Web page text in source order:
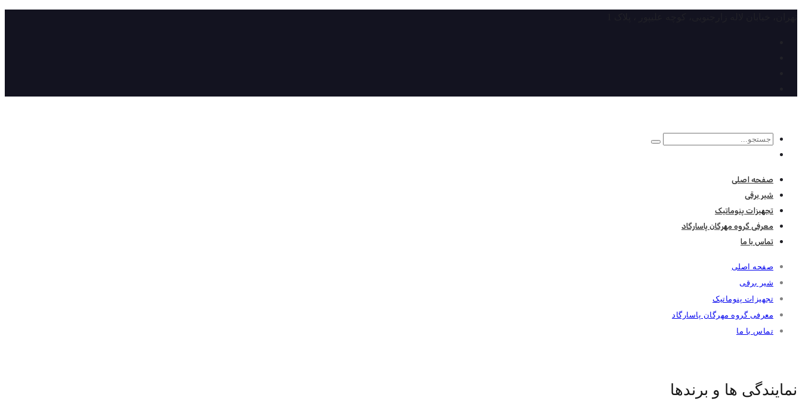
صفحه اصلی
شیر برقی
تجهیزات پنوماتیک
معرفی گروه مهرگان پاسارگاد
تماس با ما
صفحه اصلی
شیر برقی
تجهیزات پنوماتیک
معرفی گروه مهرگان پاسارگاد
تماس با ما
نمایندگی ها و برندها